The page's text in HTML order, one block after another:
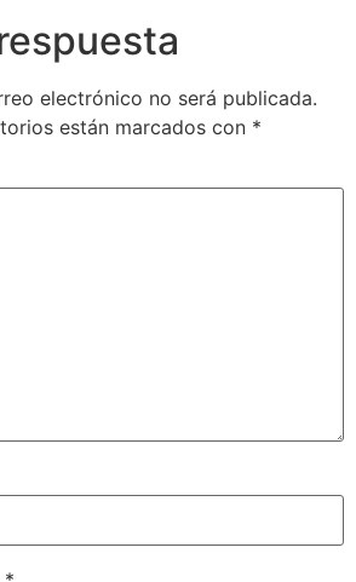
electrónico no será publicada.
están marcados con *